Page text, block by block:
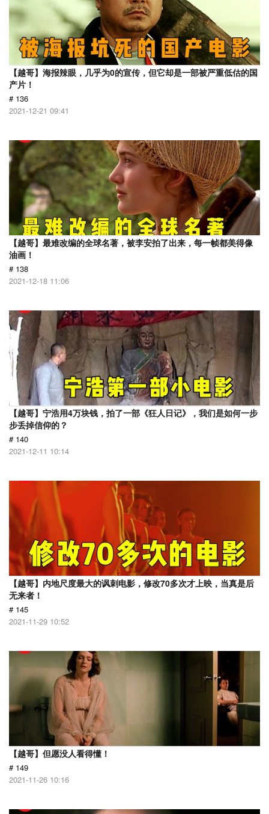
【越哥】海报辣眼，几乎为0的宣传，但它却是一部被严重低估的国
产片！
# 136
2021-12-21 09:41
【越哥】最难改编的全球名著，被李安拍了出来，每一帧都美得像
油画！
# 138
2021-12-18 11:06
【越哥】宁浩用4万块钱，拍了一部《狂人日记》，我们是如何一步
步丢掉信仰的？
# 140
2021-12-11 10:14
【越哥】内地尺度最大的讽刺电影，修改70多次才上映，当真是后
无来者！
# 145
2021-11-29 10:52
【越哥】但愿没人看得懂！
# 149
2021-11-26 10:16